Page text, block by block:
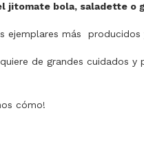
jitomate bola, saladette o
ejemplares más
de grandes cuidados y
cómo!